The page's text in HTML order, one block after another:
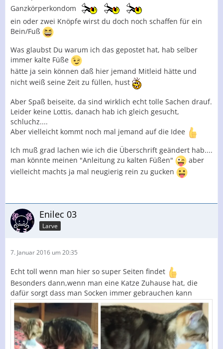
Ganzkörperkondom
ein oder zwei Knöpfe wirst du doch noch schaffen für ein
Bein/Fuß
Was glaubst Du warum ich das gepostet hat, hab selber
immer kalte Füße
hätte ja sein können daß hier jemand Mitleid hätte und
nicht weiß seine Zeit zu füllen, hust
Aber Spaß beiseite, da sind wirklich echt tolle Sachen drauf.
Leider keine Lottis, danach hab ich gleich gesucht,
schluchz....
Aber vielleicht kommt noch mal jemand auf die Idee
Ich muß grad lachen wie ich die Überschrift geändert hab....
man könnte meinen "Anleitung zu kalten Füßen"
aber
vielleicht machts ja mal neugierig rein zu gucken
Enilec 03
Larve
7. Januar 2016 um 20:35
Echt toll wenn man hier so super Seiten findet
Besonders dann,wenn man eine Katze Zuhause hat, die
dafür sorgt dass man Socken immer gebrauchen kann